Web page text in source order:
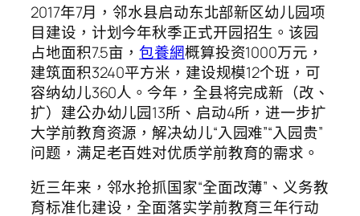
2017年7月，邻水县启动东北部新区幼儿园项
目建设，计划今年秋季正式开园招生。该园
占地面积7.5亩，包養網概算投资1000万元，
建筑面积3240平方米，建设规模12个班，可
容纳幼儿360人。今年，全县将完成新（改、
扩）建公办幼儿园13所、启动4所，进一步扩
大学前教育资源，解决幼儿“入园难”“入园贵”
问题，满足老百姓对优质学前教育的需求。
近三年来，邻水抢抓国家“全面改薄”、义务教
育标准化建设，全面落实学前教育三年行动